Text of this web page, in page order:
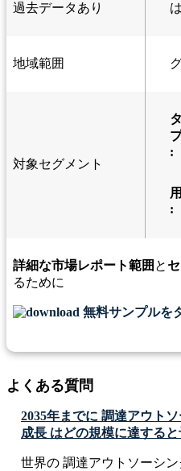
過去データあり
地域範囲
対象セグメント
:
:
詳細な市場レポート範囲 と
るために
無料サンプルを
よくある質問
2035年までに 調達アウト
成長 はどの規模に達する
世界の 調達アウトソーシ